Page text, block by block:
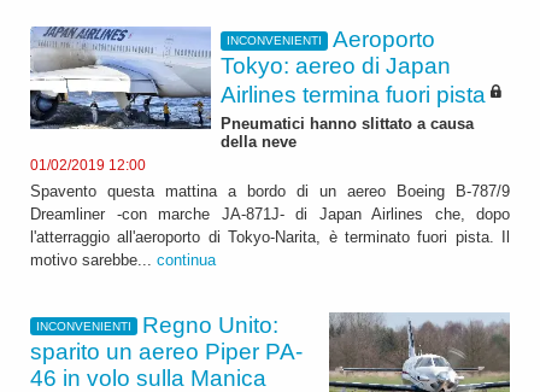
INCONVENIENTI
Aeroporto
Tokyo: aereo di Japan
Airlines termina fuori pista
Pneumatici hanno slittato a causa
della neve
01/02/2019 12:00
Spavento questa mattina a bordo di un aereo Boeing B-787/9
Dreamliner -con marche JA-871J- di Japan Airlines che, dopo
l'atterraggio all'aeroporto di Tokyo-Narita, è terminato fuori pista. Il
motivo sarebbe... continua
INCONVENIENTI
Regno Unito:
sparito un aereo Piper PA-
46 in volo sulla Manica